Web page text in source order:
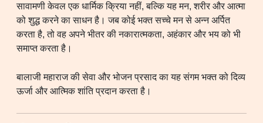
सावामणी केवल एक धार्मिक क्रिया नहीं, बल्कि यह मन, शरीर और आत्मा
को शुद्ध करने का साधन है। जब कोई भक्त सच्चे मन से अन्न अर्पित
करता है, तो वह अपने भीतर की नकारात्मकता, अहंकार और भय को भी
समाप्त करता है।
बालाजी महाराज की सेवा और भोजन प्रसाद का यह संगम भक्त को दिव्य
ऊर्जा और आत्मिक शांति प्रदान करता है।